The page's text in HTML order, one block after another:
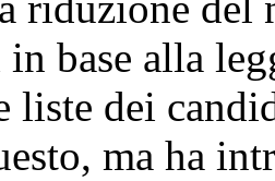
base alla
liste dei
ma ha